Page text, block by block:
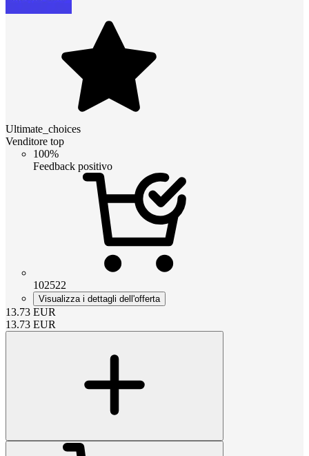
Ultimate_choices
Venditore top
100%
Feedback positivo
102522
Visualizza i dettagli dell'offerta
13.73 EUR
13.73 EUR